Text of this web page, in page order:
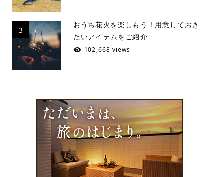
3
おうち花火を楽しもう！用意しておき
たいアイテムをご紹介
102,668 views